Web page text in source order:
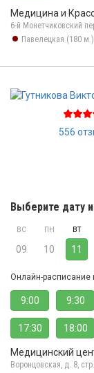
Медицина и
6-й Монетчиковский
Павелецкая (180 м.)
556
Выберите дату
ВС
09
ПН
10
ВТ
11
Онлайн-расписание
9:00 9:30
17:30 18:00
Медицинский
Воронцовская, д. 8,